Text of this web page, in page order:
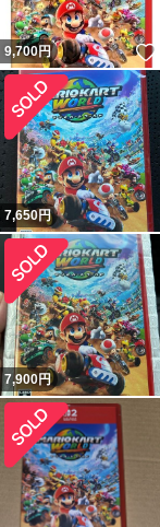
9,700円
7,650円
7,900円